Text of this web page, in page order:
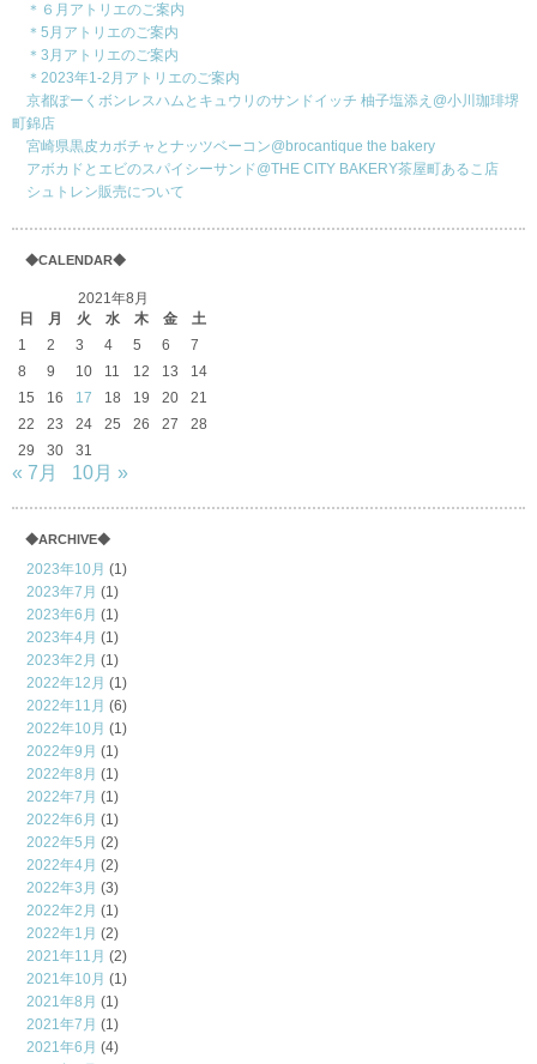
＊６月アトリエのご案内
＊5月アトリエのご案内
＊3月アトリエのご案内
＊2023年1-2月アトリエのご案内
京都ぽーくボンレスハムとキュウリのサンドイッチ 柚子塩添え@小川珈琲堺
町錦店
宮崎県黒皮カボチャとナッツベーコン@brocantique the bakery
アボカドとエビのスパイシーサンド@THE CITY BAKERY茶屋町あるこ店
シュトレン販売について
◆CALENDAR◆
2021年8月
日
月 火 水 木 金
土
1
2 3 4 5 6
7
8
9 10 11 12 13
14
15
16 17 18 19 20
21
22
23 24 25 26 27
28
29
30 31
« 7月 10月 »
◆ARCHIVE◆
2023年10月 (1)
2023年7月 (1)
2023年6月 (1)
2023年4月 (1)
2023年2月 (1)
2022年12月 (1)
2022年11月 (6)
2022年10月 (1)
2022年9月 (1)
2022年8月 (1)
2022年7月 (1)
2022年6月 (1)
2022年5月 (2)
2022年4月 (2)
2022年3月 (3)
2022年2月 (1)
2022年1月 (2)
2021年11月 (2)
2021年10月 (1)
2021年8月 (1)
2021年7月 (1)
2021年6月 (4)